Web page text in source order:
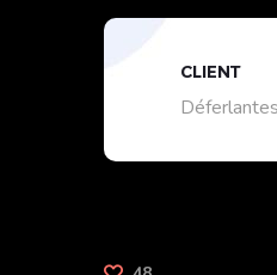
CLIENT